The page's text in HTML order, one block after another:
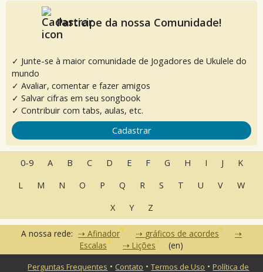
Participe da nossa Comunidade!
✓ Junte-se à maior comunidade de Jogadores de Ukulele do
mundo
✓ Avaliar, comentar e fazer amigos
✓ Salvar cifras em seu songbook
✓ Contribuir com tabs, aulas, etc.
Cadastrar
0-9 A B C D E F G H I J
K
L
M N O P Q R S T U V
W
X
Y Z
A nossa rede: Afinador
gráficos de acordes
Escalas
Lições (en)
Perguntas Frequentes • Contato •Termos de Uso •Política de